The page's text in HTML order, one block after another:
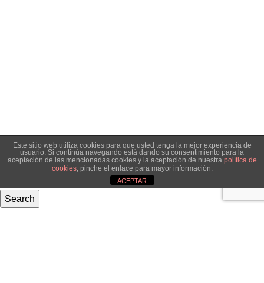
Search
Este sitio web utiliza cookies para que usted tenga la mejor experiencia de
usuario. Si continúa navegando está dando su consentimiento para la
aceptación de las mencionadas cookies y la aceptación de nuestra política de
cookies, pinche el enlace para mayor información.
ACEPTAR